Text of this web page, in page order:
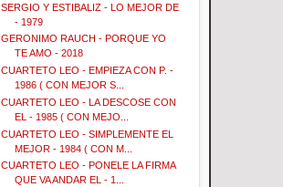
SERGIO Y ESTIBALIZ - LO MEJOR DE
- 1979
GERONIMO RAUCH - PORQUE YO
TE AMO - 2018
CUARTETO LEO - EMPIEZA CON P. -
1986 ( CON MEJOR S...
CUARTETO LEO - LA DESCOSE CON
EL - 1985 ( CON MEJO...
CUARTETO LEO - SIMPLEMENTE EL
MEJOR - 1984 ( CON M...
CUARTETO LEO - PONELE LA FIRMA
QUE VA ANDAR EL - 1...